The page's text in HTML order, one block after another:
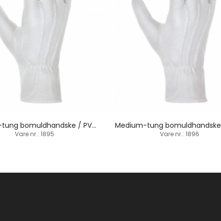
Medium-tung bomuldhandske / PVC-dupper / indsat tommelfinger
Vare nr.: 1895 Vare nr.: 1896